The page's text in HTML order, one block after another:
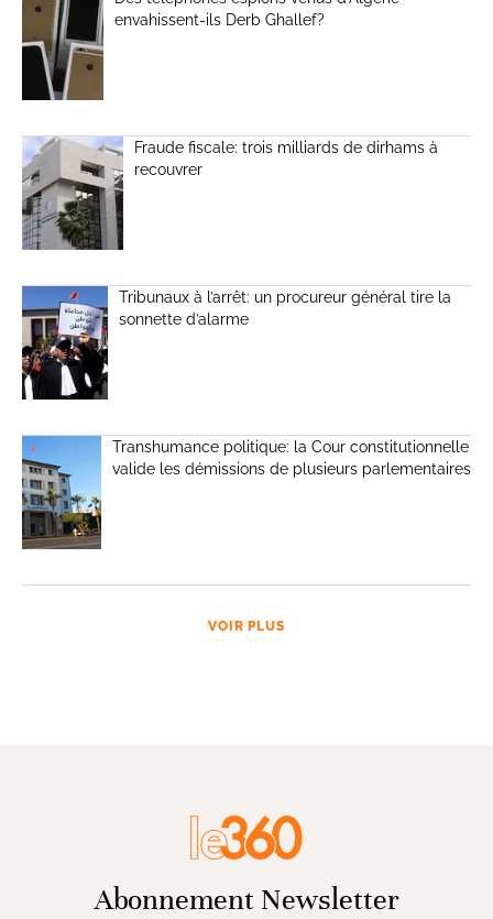
envahissent-ils Derb Ghallef?
Fraude fiscale: trois milliards de dirhams à
recouvrer
Tribunaux à l’arrêt: un procureur général tire la
sonnette d’alarme
Transhumance politique: la Cour constitutionnelle
valide les démissions de plusieurs parlementaires
VOIR PLUS
Abonnement Newsletter